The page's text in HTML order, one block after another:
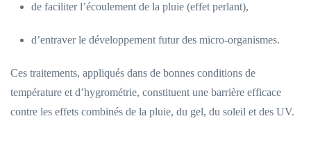
de faciliter l’écoulement de la pluie (effet perlant),
d’entraver le développement futur des micro-organismes.
Ces traitements, appliqués dans de bonnes conditions de
température et d’hygrométrie, constituent une barrière efficace
contre les effets combinés de la pluie, du gel, du soleil et des UV.